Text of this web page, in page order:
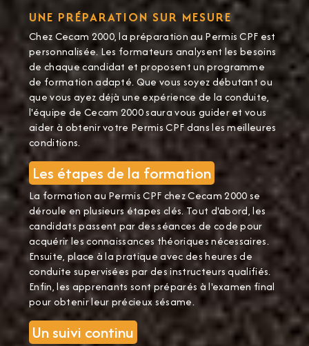
UNE PRÉPARATION SUR MESURE
Chez Cecam 2000, la préparation au Permis CPF est
personnalisée. Les formateurs analysent les besoins
de chaque candidat et proposent un programme
de formation adapté. Que vous soyez débutant ou
que vous ayez déjà une expérience de la conduite,
l'équipe de Cecam 2000 saura vous guider et vous
aider à obtenir votre Permis CPF dans les meilleures
conditions.
Les étapes de la formation
La formation au Permis CPF chez Cecam 2000 se
déroule en plusieurs étapes clés. Tout d'abord, les
candidats passent par des séances de code pour
acquérir les connaissances théoriques nécessaires.
Ensuite, place à la pratique avec des heures de
conduite supervisées par des instructeurs qualifiés.
Enfin, les apprenants sont préparés à l'examen final
pour obtenir leur précieux sésame.
Un suivi continu